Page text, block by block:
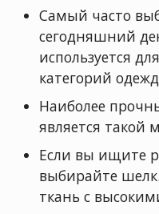
Самый часто
сегодняшний
используется
категорий
Наиболее
является такой
Если вы ищите
выбирайте
ткань с